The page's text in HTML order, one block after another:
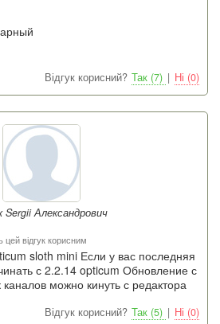
Відгук корисний? Так (7) | Ні (0)
Sergii Александрович
відгук корисним
sloth mini Если у вас последняя
с 2.2.14 opticum Обновление с
можно кинуть с редактора
Відгук корисний? Так (5) | Ні (0)